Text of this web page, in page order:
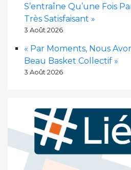
S’entraîne Qu’une Fois
Très Satisfaisant »
3 Août 2026
« Par Moments, Nous
Beau Basket Collectif »
3 Août 2026